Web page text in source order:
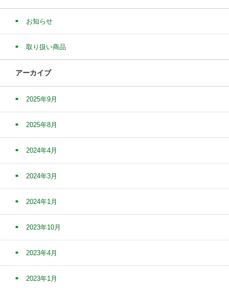
お知らせ
取り扱い商品
アーカイブ
2025年9月
2025年8月
2024年4月
2024年3月
2024年1月
2023年10月
2023年4月
2023年1月